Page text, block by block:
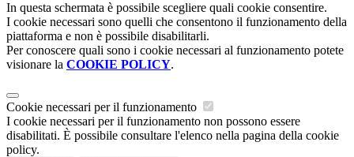
In questa schermata è possibile scegliere quali cookie consentire.
I cookie necessari sono quelli che consentono il funzionamento della
piattaforma e non è possibile disabilitarli.
Per conoscere quali sono i cookie necessari al funzionamento potete
visionare la COOKIE POLICY.
Cookie necessari per il funzionamento
I cookie necessari per il funzionamento non possono essere
disabilitati. È possibile consultare l'elenco nella pagina della cookie
policy.